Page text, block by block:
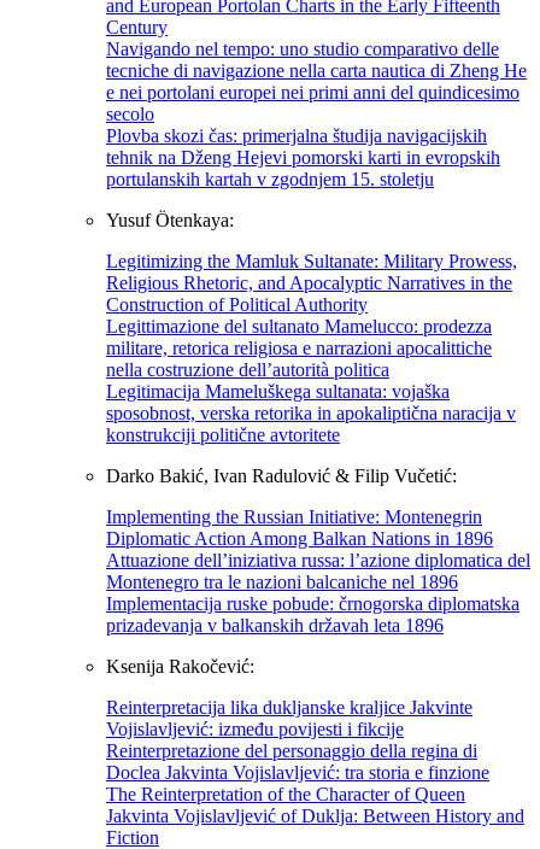
and European Portolan Charts in the Early Fifteenth
Century
Navigando nel tempo: uno studio comparativo delle
tecniche di navigazione nella carta nautica di Zheng He
e nei portolani europei nei primi anni del quindicesimo
secolo
Plovba skozi čas: primerjalna študija navigacijskih
tehnik na Dženg Hejevi pomorski karti in evropskih
portulanskih kartah v zgodnjem 15. stoletju
Yusuf Ötenkaya:
Legitimizing the Mamluk Sultanate: Military Prowess,
Religious Rhetoric, and Apocalyptic Narratives in the
Construction of Political Authority
Legittimazione del sultanato Mamelucco: prodezza
militare, retorica religiosa e narrazioni apocalittiche
nella costruzione dell’autorità politica
Legitimacija Mameluškega sultanata: vojaška
sposobnost, verska retorika in apokaliptična naracija v
konstrukciji politične avtoritete
Darko Bakić, Ivan Radulović & Filip Vučetić:
Implementing the Russian Initiative: Montenegrin
Diplomatic Action Among Balkan Nations in 1896
Attuazione dell’iniziativa russa: l’azione diplomatica del
Montenegro tra le nazioni balcaniche nel 1896
Implementacija ruske pobude: črnogorska diplomatska
prizadevanja v balkanskih državah leta 1896
Ksenija Rakočević:
Reinterpretacija lika dukljanske kraljice Jakvinte
Vojislavljević: između povijesti i fikcije
Reinterpretazione del personaggio della regina di
Doclea Jakvinta Vojislavljević: tra storia e finzione
The Reinterpretation of the Character of Queen
Jakvinta Vojislavljević of Duklja: Between History and
Fiction